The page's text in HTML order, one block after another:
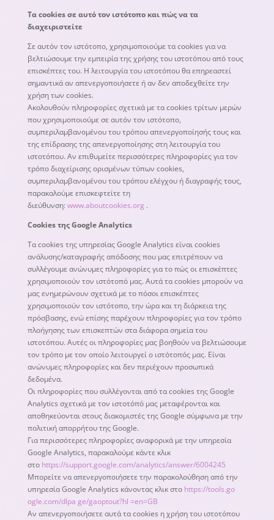
Τα cookies σε αυτό τον ιστότοπο και πώς να τα
διαχειριστείτε
Σε αυτόν τον ιστότοπο, χρησιμοποιούμε τα cookies για να
βελτιώσουμε την εμπειρία της χρήσης του ιστοτόπου από τους
επισκέπτες του. Η λειτουργία του ιστοτόπου θα επηρεαστεί
σημαντικά αν απενεργοποιήσετε ή αν δεν αποδεχθείτε την
χρήση των cookies.
Ακολουθούν πληροφορίες σχετικά με τα cookies τρίτων μερών
που χρησιμοποιούμε σε αυτόν τον ιστότοπο,
συμπεριλαμβανομένου του τρόπου απενεργοποίησής τους και
της επίδρασης της απενεργοποίησης στη λειτουργία του
ιστοτόπου. Αν επιθυμείτε περισσότερες πληροφορίες για τον
τρόπο διαχείρισης ορισμένων τύπων cookies,
συμπεριλαμβανομένου του τρόπου ελέγχου ή διαγραφής τους,
παρακαλούμε επισκεφτείτε τη
διεύθυνση: www.aboutcookies.org .
Cookies της Google Analytics
Τα cookies της υπηρεσίας Google Analytics είναι cookies
ανάλυσης/καταγραφής απόδοσης που μας επιτρέπουν να
συλλέγουμε ανώνυμες πληροφορίες για το πώς οι επισκέπτες
χρησιμοποιούν τον ιστότοπό μας. Αυτά τα cookies μπορούν να
μας ενημερώνουν σχετικά με το πόσοι επισκέπτες
χρησιμοποιούν τον ιστότοπο, την ώρα και τη διάρκεια της
πρόσβασης, ενώ επίσης παρέχουν πληροφορίες για τον τρόπο
πλοήγησης των επισκεπτών στα διάφορα σημεία του
ιστοτόπου. Αυτές οι πληροφορίες μας βοηθούν να βελτιώσουμε
τον τρόπο με τον οποίο λειτουργεί ο ιστότοπός μας. Είναι
ανώνυμες πληροφορίες και δεν περιέχουν προσωπικά
δεδομένα.
Οι πληροφορίες που συλλέγονται από τα cookies της Google
Analytics σχετικά με τον ιστοτόπό μας μεταφέρονται και
αποθηκεύονται στους διακομιστές της Google σύμφωνα με την
πολιτική απορρήτου της Google.
Για περισσότερες πληροφορίες αναφορικά με την υπηρεσία
Google Analytics, παρακαλούμε κάντε κλικ
στο https://support.google.com/analytics/answer/6004245
Μπορείτε να απενεργοποιήσετε την παρακολούθηση από την
υπηρεσία Google Analytics κάνοντας κλικ στο https://tools.go
ogle.com/dlpa ge/gaoptout?hl =en=GB
Αν απενεργοποιήσετε αυτά τα cookies η χρήση του ιστοτόπου